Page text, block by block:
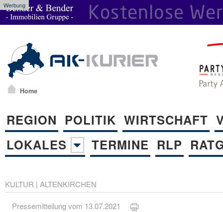
Werbung
Home
REGION POLITIK WIRTSCHAFT
LOKALES
TERMINE RLP
KULTUR | ALTENKIRCHEN
Pressemitteilung vom 13.07.2021